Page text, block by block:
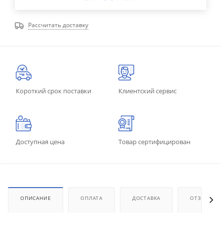
Рассчитать доставку
Короткий срок поставки Клиентский сервис
Доступная цена Товар сертифицирован
ОПИСАНИЕ ОПЛАТА ДОСТАВКА ОТЗЫВЫ